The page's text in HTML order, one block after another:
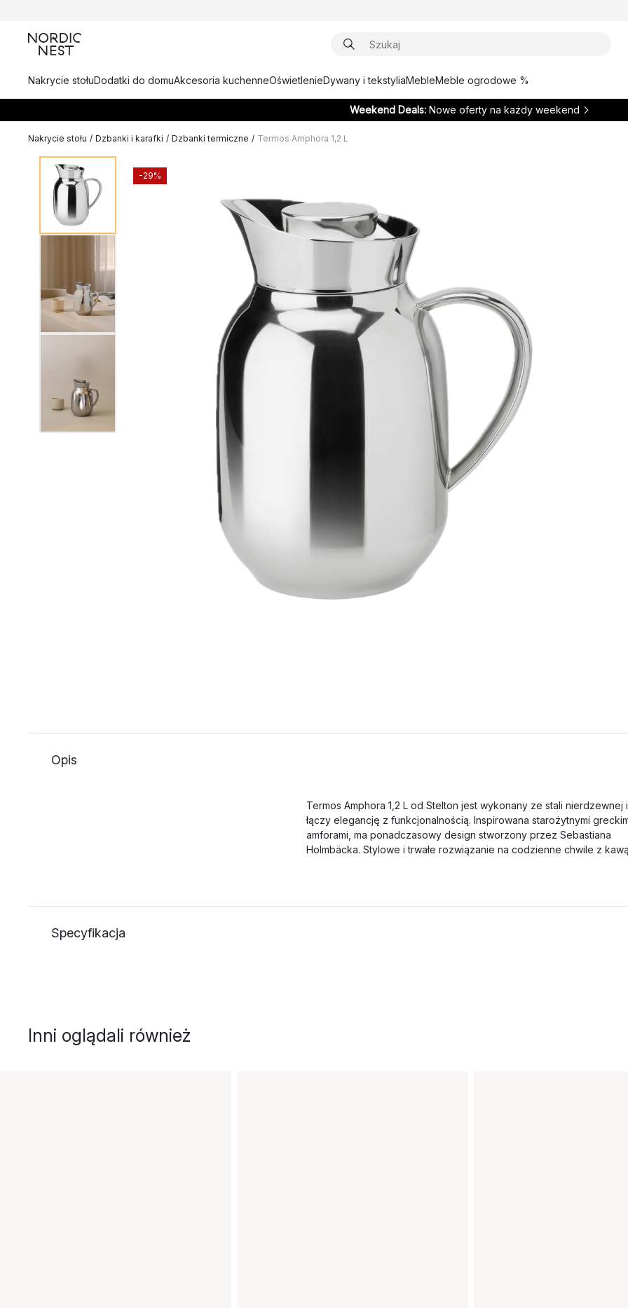
Nakrycie stołuDodatki do domuAkcesoria kuchenneOświetlenieDywany i tekstyliaMebleMeble ogrodowe %
Weekend Deals: Nowe oferty na każdy weekend
Nakrycie stołu / Dzbanki i karafki / Dzbanki termiczne / Termos Amphora 1,2 L
-29%
Opis
Termos Amphora 1,2 L od Stelton jest wykonany ze stali nierdzewnej i
łączy elegancję z funkcjonalnością. Inspirowana starożytnymi
amforami, ma ponadczasowy design stworzony przez Sebastiana
Holmbäcka. Stylowe i trwałe rozwiązanie na codzienne chwile z
Specyfikacja
Inni oglądali również